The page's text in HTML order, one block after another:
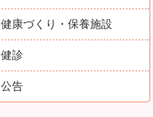
健康づくり・保養施設
健診
公告